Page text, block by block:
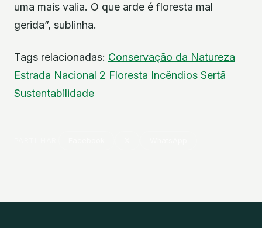
uma mais valia. O que arde é floresta mal
gerida”, sublinha.
Tags relacionadas: Conservação da Natureza
Estrada Nacional 2 Floresta Incêndios Sertã
Sustentabilidade